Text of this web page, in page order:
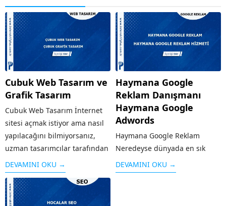
Cubuk Web Tasarım ve
Grafik Tasarım
Cubuk Web Tasarım İnternet
sitesi açmak istiyor ama nasıl
yapılacağını bilmiyorsanız,
uzman tasarımcılar tarafından
kısa sürede hazırlanacak web
tasarım hizmetinden
yararlanabilirsiniz. Bu hizmet
kapsamında, faaliyet
DEVAMINI OKU →
Haymana Google
Reklam Danışmanı
Haymana Google
Adwords
Haymana Google Reklam
Neredeyse dünyada en sık
kullanılan arama motoru olan
Google’ın sunduğu reklam
DEVAMINI OKU →